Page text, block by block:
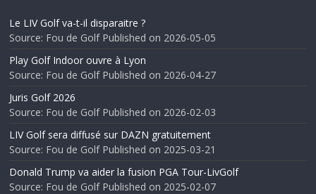
Le LIV Golf va-t-il disparaitre ?
Source: Fou de Golf Published on 2026-05-05
Play Golf Indoor ouvre à Lyon
Source: Fou de Golf Published on 2026-04-27
Juris Golf 2026
Source: Fou de Golf Published on 2026-02-03
LIV Golf sera diffusé sur DAZN gratuitement
Source: Fou de Golf Published on 2025-03-21
Donald Trump va aider la fusion PGA Tour-LivGolf
Source: Fou de Golf Published on 2025-02-07